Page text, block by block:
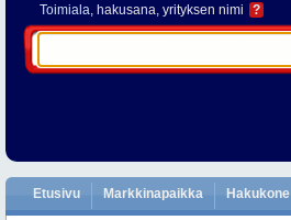
Toimiala, hakusana, yrityksen nimi ?
Etusivu Markkinapaikka Hakukone